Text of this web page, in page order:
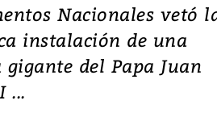
Nacionales vetó
instalación de una
gigante del Papa Juan
...
Video: Lula lanza su
candidatura con
promesas de inversión
en defensa, educación y
tierras raras